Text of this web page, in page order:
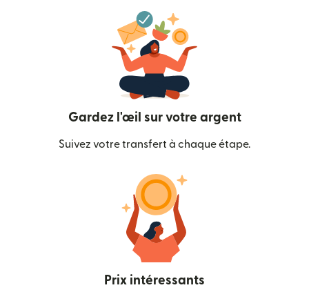
Gardez l'œil sur votre argent
Suivez votre transfert à chaque étape.
Prix intéressants